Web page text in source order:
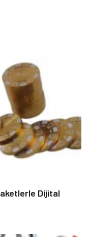
Dijital